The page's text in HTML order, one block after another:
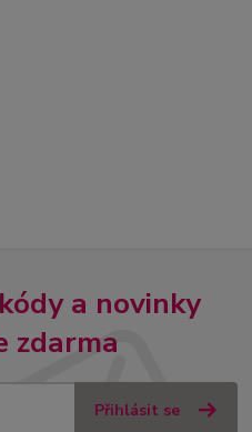
a novinky
zdarma
Přihlásit se